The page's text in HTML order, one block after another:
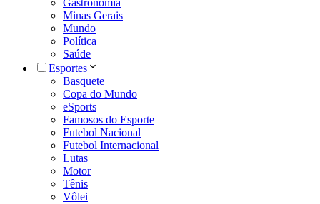
Gastronomia
Minas Gerais
Mundo
Política
Saúde
Esportes
Basquete
Copa do Mundo
eSports
Famosos do Esporte
Futebol Nacional
Futebol Internacional
Lutas
Motor
Tênis
Vôlei